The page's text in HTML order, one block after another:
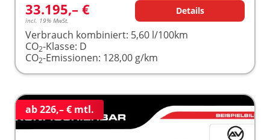
33.195,– €
incl. 19% MwSt.
Details
Verbrauch kombiniert: 5,60 l/100km
CO2-Klasse: D
CO2-Emissionen: 128,00 g/km
ab 226,– € mtl.